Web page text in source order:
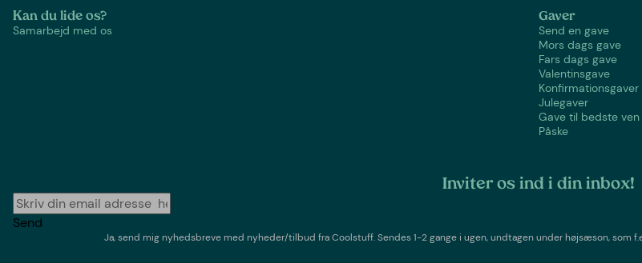
Kan du lide os?
Samarbejd med os
Gaver
Send en gave
Mors dags gave
Fars dags gave
Valentinsgave
Konfirmationsgaver
Julegaver
Gave til bedste ven
Påske
Inviter os ind i din inbox!
Send
Ja, send mig nyhedsbreve med nyheder/tilbud fraCoolstuff. Sendes 1-2 gange i ugen,undtagen under højsæson, som